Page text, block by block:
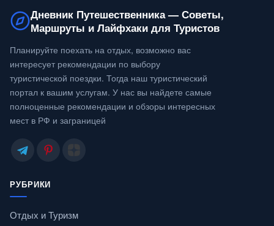
Дневник Путешественника — Советы,
Маршруты и Лайфхаки для Туристов
Планируйте поехать на отдых, возможно вас
интересует рекомендации по выбору
туристической поездки. Тогда наш туристический
портал к вашим услугам. У нас вы найдете самые
полноценные рекомендации и обзоры интересных
мест в РФ и заграницей
РУБРИКИ
Отдых и Туризм